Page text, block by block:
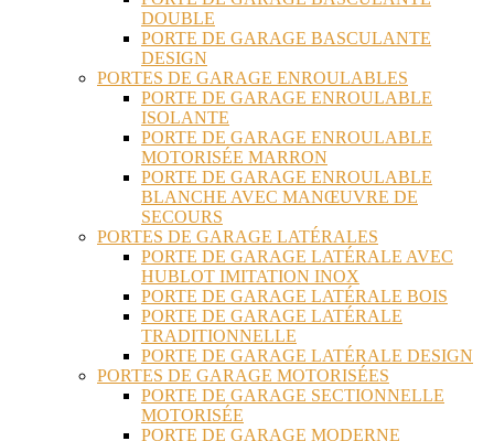
DOUBLE
PORTE DE GARAGE BASCULANTE
DESIGN
PORTES DE GARAGE ENROULABLES
PORTE DE GARAGE ENROULABLE
ISOLANTE
PORTE DE GARAGE ENROULABLE
MOTORISÉE MARRON
PORTE DE GARAGE ENROULABLE
BLANCHE AVEC MANŒUVRE DE
SECOURS
PORTES DE GARAGE LATÉRALES
PORTE DE GARAGE LATÉRALE AVEC
HUBLOT IMITATION INOX
PORTE DE GARAGE LATÉRALE BOIS
PORTE DE GARAGE LATÉRALE
TRADITIONNELLE
PORTE DE GARAGE LATÉRALE DESIGN
PORTES DE GARAGE MOTORISÉES
PORTE DE GARAGE SECTIONNELLE
MOTORISÉE
PORTE DE GARAGE MODERNE